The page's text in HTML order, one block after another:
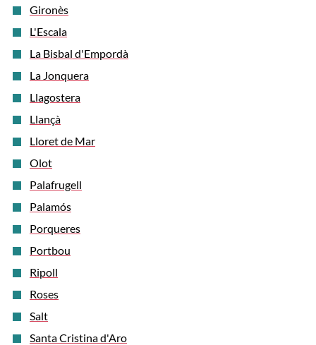
Gironès
L'Escala
La Bisbal d'Empordà
La Jonquera
Llagostera
Llançà
Lloret de Mar
Olot
Palafrugell
Palamós
Porqueres
Portbou
Ripoll
Roses
Salt
Santa Cristina d'Aro